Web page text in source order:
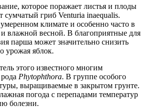
которое поражает листья и плоды
сумчатый гриб Venturia inaequalis.
климате и особенно часто в
влажной весной. В благоприятные для
парша может значительно снизить
урожая яблок.
этого известного многим
Phytophthora. В группе особого
выращиваемые в закрытом грунте.
погода с перепадами температур
болезни.